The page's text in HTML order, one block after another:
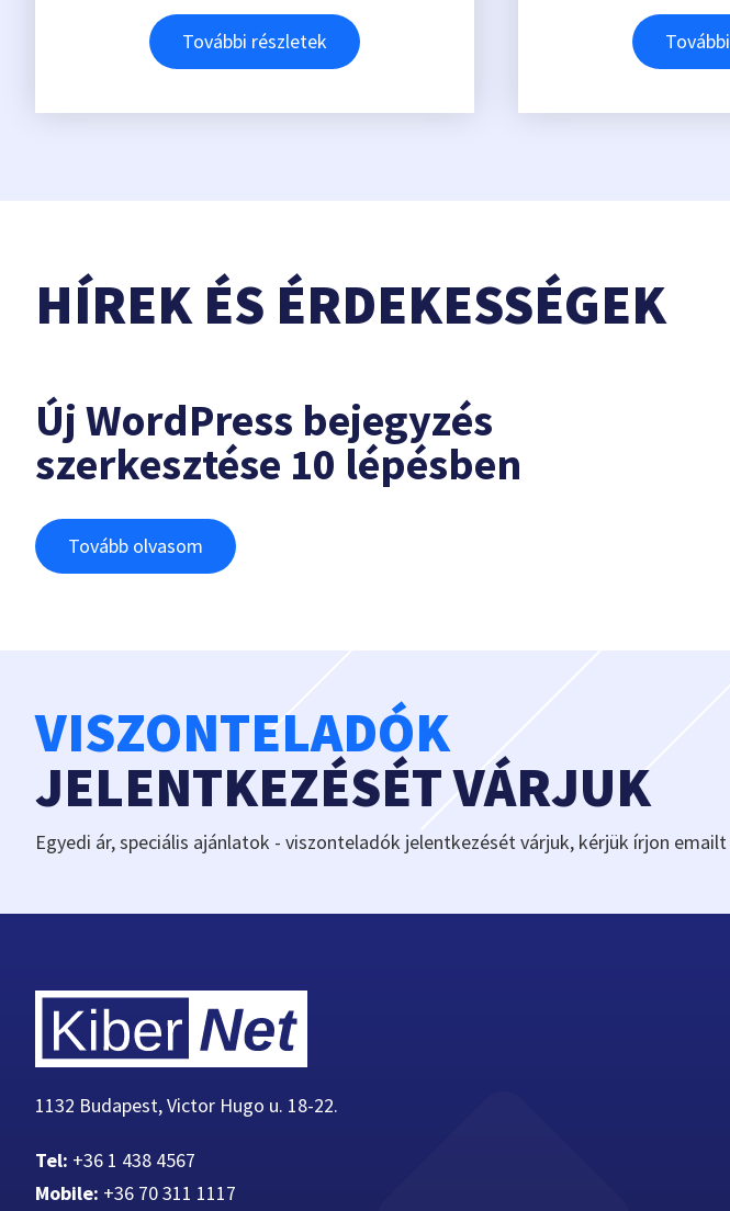
További részletek
HÍREK ÉS ÉRDEKESSÉGEK
Új WordPress bejegyzés
szerkesztése 10 lépésben
Tovább olvasom
VISZONTELADÓK
JELENTKEZÉSÉT VÁRJUK
Egyedi ár, speciális ajánlatok - viszonteladók jelentkezését várjuk, kérjük írjon emailt
1132 Budapest, Victor Hugo u. 18-22.
Tel: +36 1 438 4567
Mobile: +36 70 311 1117